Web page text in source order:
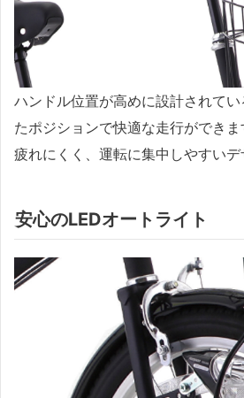
ハンドル位置が高めに設計されて
たポジションで快適な走行ができ
疲れにくく、運転に集中しやすいデ
安心のLEDオートライト